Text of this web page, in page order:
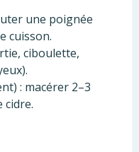
une poignée
cuisson.
ciboulette,
: macérer 2–3
cidre.